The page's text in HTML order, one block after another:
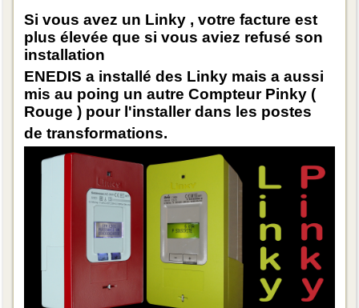
Si vous avez un Linky , votre facture est
plus élevée que si vous aviez refusé son
installation
ENEDIS a installé des Linky mais a aussi
mis au poing un autre Compteur Pinky (
Rouge ) pour l'installer dans les postes
de transformations.